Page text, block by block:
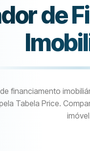
de
financiamento
Tabela Price.